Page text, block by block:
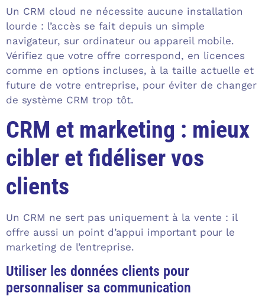
Un CRM cloud ne nécessite aucune installation
lourde : l’accès se fait depuis un simple
navigateur, sur ordinateur ou appareil mobile.
Vérifiez que votre offre correspond, en licences
comme en options incluses, à la taille actuelle et
future de votre entreprise, pour éviter de changer
de système CRM trop tôt.
CRM et marketing : mieux
cibler et fidéliser vos
clients
Un CRM ne sert pas uniquement à la vente : il
offre aussi un point d’appui important pour le
marketing de l’entreprise.
Utiliser les données clients pour
personnaliser sa communication